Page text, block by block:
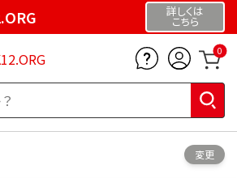
詳しくは
こちら
0
変更